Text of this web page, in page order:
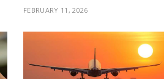
FEBRUARY 11, 2026